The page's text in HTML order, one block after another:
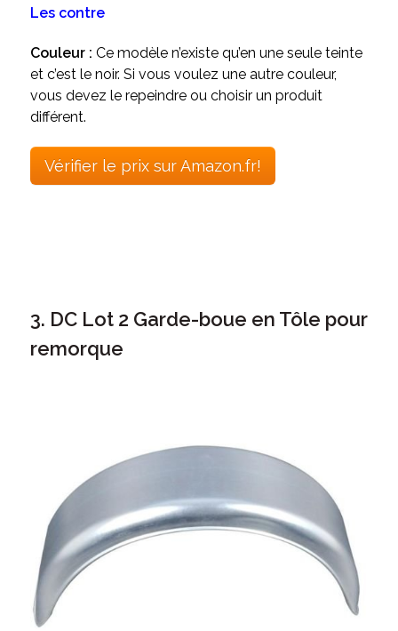
Les contre
Couleur : Ce modèle n’existe qu’en une seule teinte
et c’est le noir. Si vous voulez une autre couleur,
vous devez le repeindre ou choisir un produit
différent.
Vérifier le prix sur Amazon.fr!
3. DC Lot 2 Garde-boue en Tôle pour
remorque